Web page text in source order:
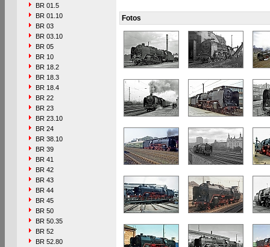
BR 01.5
BR 01.10
BR 03
BR 03.10
BR 05
BR 10
BR 18.2
BR 18.3
BR 18.4
BR 22
BR 23
BR 23.10
BR 24
BR 38.10
BR 39
BR 41
BR 42
BR 43
BR 44
BR 45
BR 50
BR 50.35
BR 52
BR 52.80
Fotos